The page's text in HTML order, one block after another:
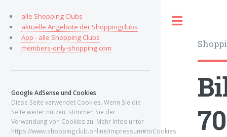
alle Shopping Clubs
aktuelle Angebote der Shoppingclubs
App - alle Shopping Clubs
members-only-shopping.com
Google AdSense und Cookies
Diese Seite verwendet Cookies. Wenn Sie die
Seite weiter nutzen, stimmen Sie der
Verwendung von Cookies zu. Mehr Infos unter
https://www.shoppingclub.online/impressum#toCookies